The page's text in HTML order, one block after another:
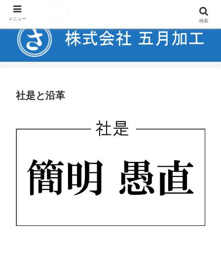
社是と沿革
メニュー 検索